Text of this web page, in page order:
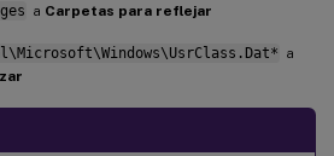
a Carpetas para reflejar
a